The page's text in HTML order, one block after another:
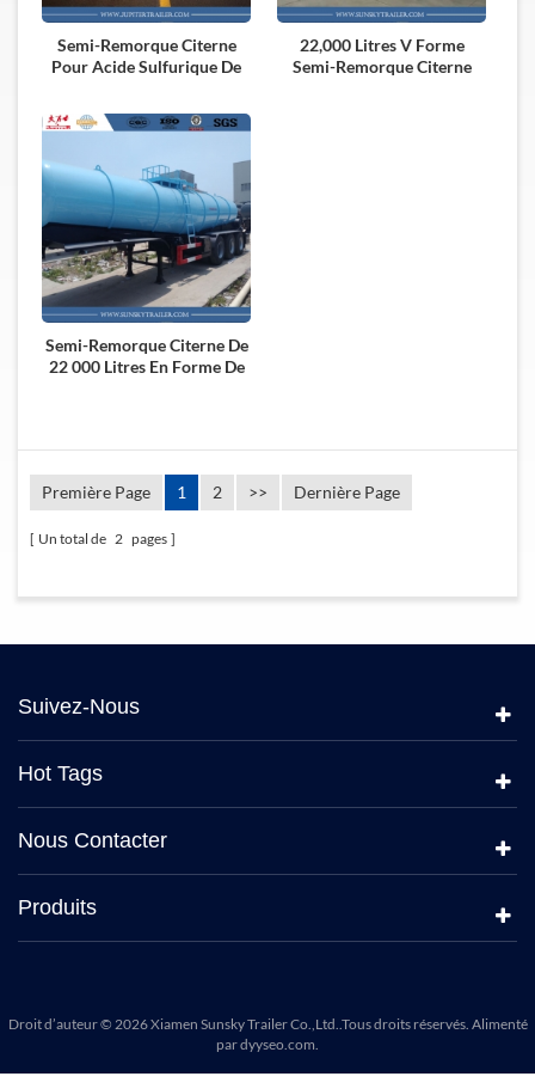
Semi-Remorque Citerne
Pour Acide Sulfurique De
22,000 Litres V Forme
Semi-Remorque Citerne
Semi-Remorque Citerne De
22 000 Litres En Forme De
Première Page 1 2 >> Dernière Page
Un total de 2 pages
Suivez-Nous
Hot Tags
Nous Contacter
Produits
Droit d’auteur © 2026 Xiamen Sunsky Trailer Co.,Ltd..Tous droits réservés. Alimenté
pardyyseo.com.